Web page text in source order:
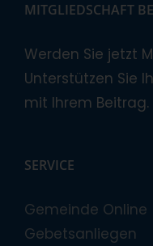
MITGLIEDSCHAFT
Werden Sie jetzt
Unterstützen Sie
mit Ihrem Beitrag.
SERVICE
Gemeinde Online
Gebetsanliegen